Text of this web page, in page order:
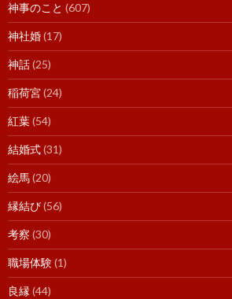
神事のこと (607)
神社婚(17)
神話(25)
稲荷宮(24)
紅葉(54)
結婚式(31)
絵馬(20)
縁結び(56)
考察 (30)
職場体験(1)
良縁 (44)